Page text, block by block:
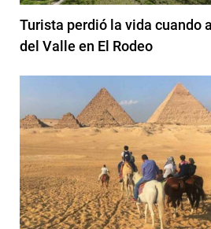
Turista perdió la vida cuando
del Valle en El Rodeo